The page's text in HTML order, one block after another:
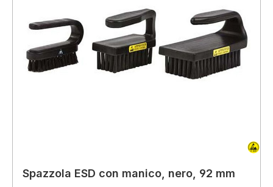
Spazzola ESD con manico, nero, 92 mm